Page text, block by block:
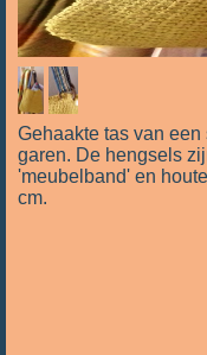
Gehaakte tas van
garen. De hengsels
'meubelband' en
cm.